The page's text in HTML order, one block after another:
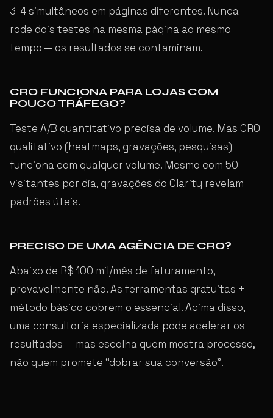
3-4 simultâneos em páginas diferentes. Nunca
rode dois testes na mesma página ao mesmo
tempo — os resultados se contaminam.
CRO FUNCIONA PARA LOJAS COM
POUCO TRÁFEGO?
Teste A/B quantitativo precisa de volume. Mas CRO
qualitativo (heatmaps, gravações, pesquisas)
funciona com qualquer volume. Mesmo com 50
visitantes por dia, gravações do Clarity revelam
padrões úteis.
PRECISO DE UMA AGÊNCIA DE CRO?
Abaixo de R$ 100 mil/mês de faturamento,
provavelmente não. As ferramentas gratuitas +
método básico cobrem o essencial. Acima disso,
uma consultoria especializada pode acelerar os
resultados — mas escolha quem mostra processo,
não quem promete “dobrar sua conversão”.